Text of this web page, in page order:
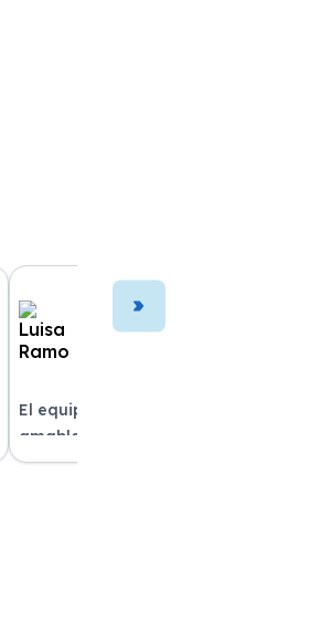
Luisa Ramo -
10 May, 2026
El equipo fue muy profesional y
amable durante todo el proceso. La
entrega del vehículo fue rapidísima